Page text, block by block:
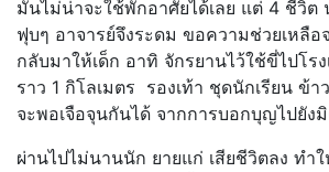
มันไม่น่าจะใช้พักอาศัยได้เลย แต่ 4 ชีวิต
ฟุบๆ อาจารย์จึงระดม ขอความช่วยเหลือ
กลับมาให้เด็ก อาทิ จักรยานไว้ใช้ขี่ไปโร
ราว 1 กิโลเมตร รองเท้า ชุดนักเรียน ข้า
จะพอเจือจุนกันได้ จากการบอกบุญไปยัง
ผ่านไปไม่นานนัก ยายแก่ เสียชีวิตลง ทำ